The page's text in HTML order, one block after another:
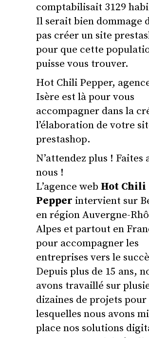
comptabilisait 3129
Il serait bien dommage
pas créer un site
pour que cette
puisse vous trouver.
Hot Chili Pepper,
Isère est là pour vous
accompagner dans la
l’élaboration de votre
prestashop.
N’attendez plus ! Faites
nous !
L’agence web Hot Chili
Pepper intervient sur
en région Auvergne-
Alpes et partout en
pour accompagner les
entreprises vers le
Depuis plus de 15 ans,
avons travaillé sur
dizaines de projets pour
lesquelles nous avons
place nos solutions